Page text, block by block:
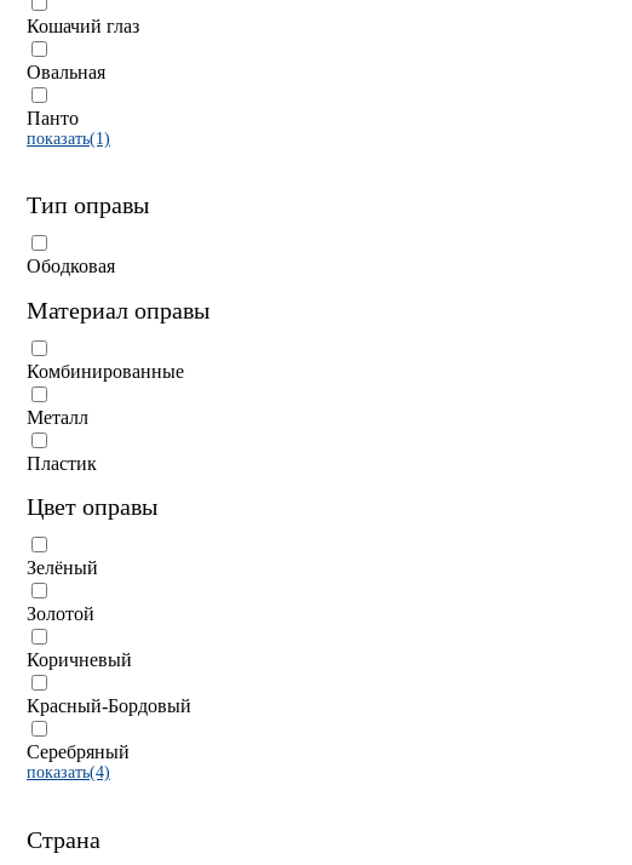
Кошачий глаз
Овальная
Панто
показать(1)
Тип оправы
Ободковая
Материал оправы
Комбинированные
Металл
Пластик
Цвет оправы
Зелёный
Золотой
Коричневый
Красный-Бордовый
Серебряный
показать(4)
Страна